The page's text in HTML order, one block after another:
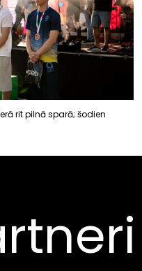
rit pilnā sparā; šodien